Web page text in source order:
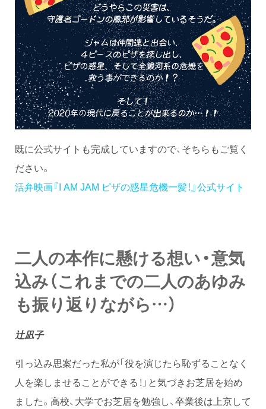
既に公式サイトも完成していますので、そちらもご覧く
ださい。
活弁映画『I AM JAM ピザの惑星危機一髪！』公式サイト
二人の本作に懸ける想い・意気
込み（これまでの二人のあゆみ
も振り返りながら…）
辻凪子
引っ込み思案だった私が「役を演じたら恥ずることなく
人を楽しませることができる！」と気づきお芝居を始め
ました。高校、大学でお芝居を勉強し、卒業後は上京して